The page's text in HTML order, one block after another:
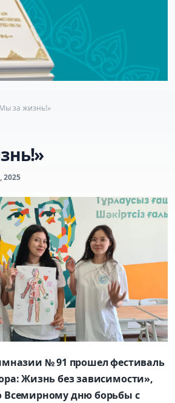
за жизнь!»
2025
№91 прошел фестиваль
Жизнь без зависимости»,
Всемирному дню борьбы с